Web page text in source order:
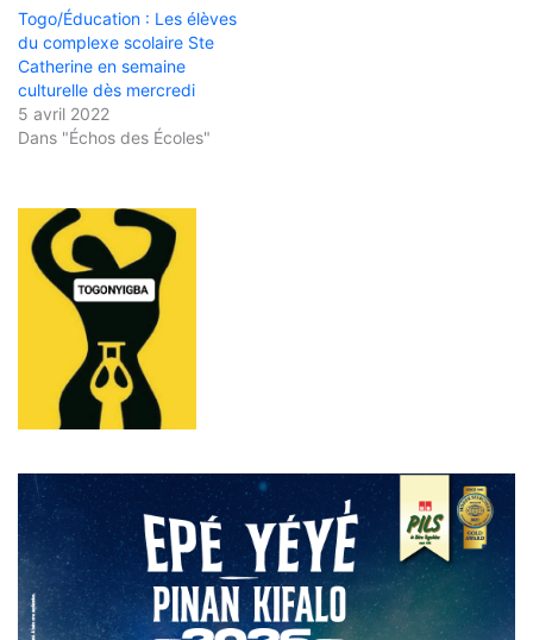
Togo/Éducation : Les élèves
du complexe scolaire Ste
Catherine en semaine
culturelle dès mercredi
5 avril 2022
Dans "Échos des Écoles"